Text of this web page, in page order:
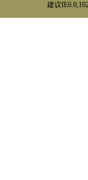
建议